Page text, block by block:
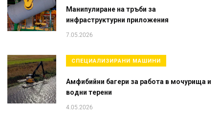
Манипулиране на тръби за
инфраструктурни приложения
7.05.2026
СПЕЦИАЛИЗИРАНИ МАШИНИ
Амфибийни багери за работа в мочурища и
водни терени
4.05.2026